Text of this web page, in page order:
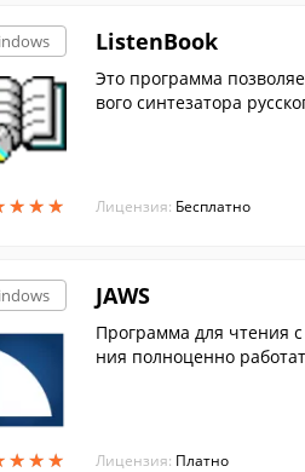
★★★
★★★
ListenBook
Это программа
вого синтезатора
Лицензия: Бесплатно
★★★
★★★
JAWS
Программа для чтения
ния полноценно
Лицензия: Платно